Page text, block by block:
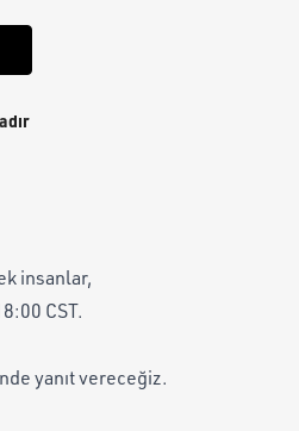
insanlar,
CST.
yanıt vereceğiz.